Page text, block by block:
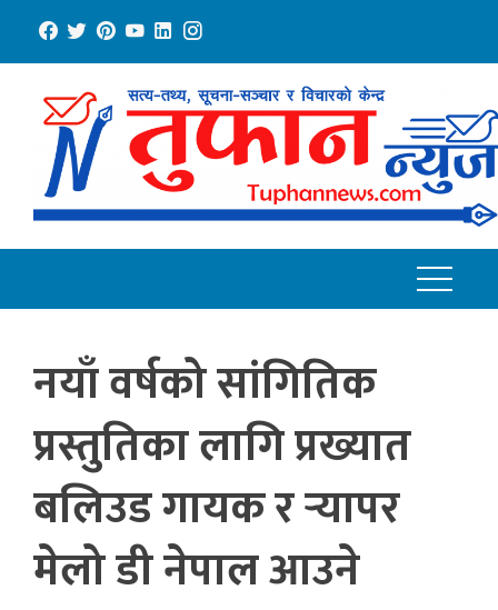
content
नयाँ वर्षको सांगितिक
प्रस्तुतिका लागि प्रख्यात
बलिउड गायक र र्‍यापर
मेलो डी नेपाल आउने